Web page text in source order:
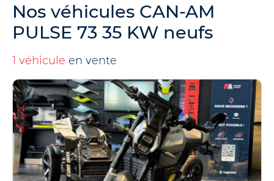
Nos véhicules CAN-AM
PULSE 73 35 KW neufs
1 véhicule en vente